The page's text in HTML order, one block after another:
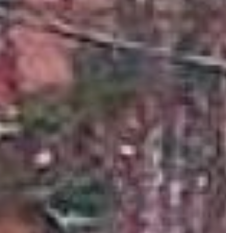
процедуры проводят и
сколько стоит отогреть
машину.
Обнаружив по утру свой
автомобиль в морозном
плену, можно попытаться
вызвать специалиста.
«Отогрев авто 24/7»
«Тепловая пушка»,
«Заведем вам авто» –
такими объявлениями
зимой обклеены
подъезды домов и
остановки общественного
транспорта. И чем ниже
градус на улице, тем
больше подобных
предложений становится.
Мы обратились по одному
из телефонов и
расспросили специалиста
по отогреву автомобилей